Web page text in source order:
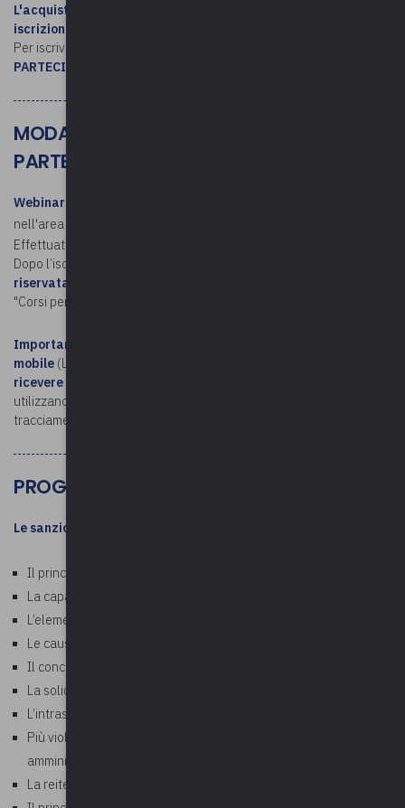
L'acquisto su MEPA / l'invio della determina NON costituiscono
iscrizione al corso
Per iscriversi, consultare le
PARTECIPAZIONE
MODALITÀ DI ISCRIZIONE E
PARTECIPAZIONE
Webinar
nell'area riservata di Upel (Non hai un account?
Effettuato l'accesso, si procede con l'iscrizione.
Dopo l’iscrizione,
riservata
"Corsi personali").
Importante!
mobile (LTE/5G) non risulterà presente al webinar e
ricevere l'attestato di partecipazion
utilizzano indirizzi IP variabili che impediscono il corretto
tracciamento della partecipazione.
PROGRAMMA
Le sanzioni amministrative
Il principio di legalità
La capacità di intendere e di volere
L’elemento soggettivo
Le cause di esclusione della responsabilità
Il concorso di persone
La solidarietà
L’intrasmissibilità dell’obbligazione
Più violazioni di disposizioni che prevedono sanzioni
amministrative
La reiterazione delle violazioni